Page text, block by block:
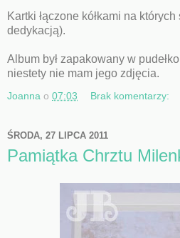
Kartki łączone kółkami na
dedykacją).
Album był zapakowany w
niestety nie mam jego zdjęcia.
Joanna o 07:03 Brak komentarzy:
ŚRODA, 27 LIPCA 2011
Pamiątka Chrztu